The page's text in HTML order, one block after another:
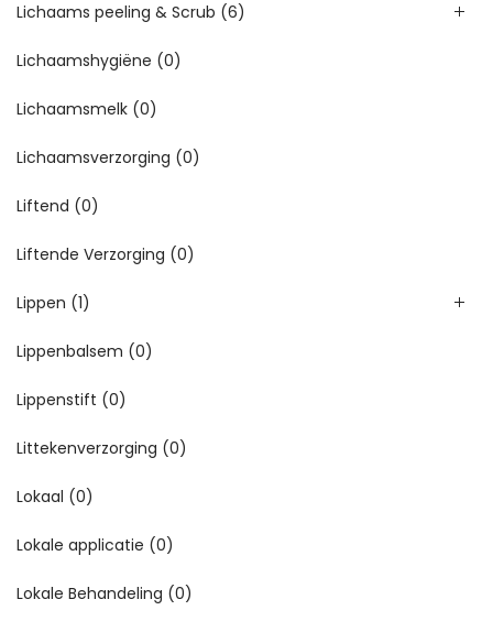
Lichaams peeling & Scrub (6)
Lichaamshygiëne (0)
Lichaamsmelk (0)
Lichaamsverzorging (0)
Liftend (0)
Liftende Verzorging (0)
Lippen (1)
Lippenbalsem (0)
Lippenstift (0)
Littekenverzorging (0)
Lokaal (0)
Lokale applicatie (0)
Lokale Behandeling (0)